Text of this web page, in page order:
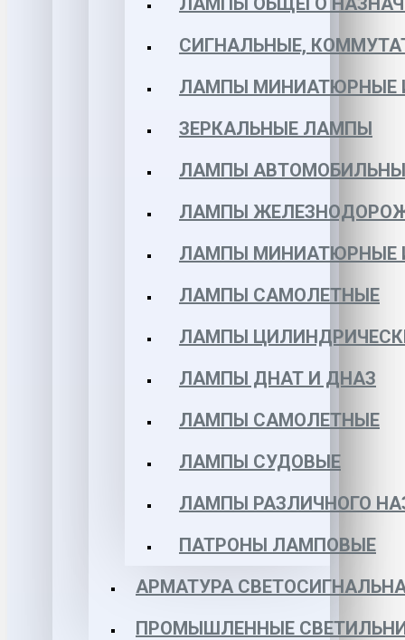
СИГНАЛЬНЫЕ,
ЛАМПЫ МИНИАТЮРНЫЕ
ЗЕРКАЛЬНЫЕ ЛАМПЫ
ЛАМПЫ
ЛАМПЫ
ЛАМПЫ МИНИАТЮРНЫЕ
ЛАМПЫ САМОЛЕТНЫЕ
ЛАМПЫ
ЛАМПЫ ДНАТ И ДНАЗ
ЛАМПЫ САМОЛЕТНЫЕ
ЛАМПЫ СУДОВЫЕ
ЛАМПЫ РАЗЛИЧНОГО
ПАТРОНЫ ЛАМПОВЫЕ
АРМАТУРА
ПРОМЫШЛЕННЫЕ